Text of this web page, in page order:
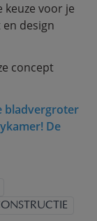
keuze voor je
design
concept
bladvergroter
De